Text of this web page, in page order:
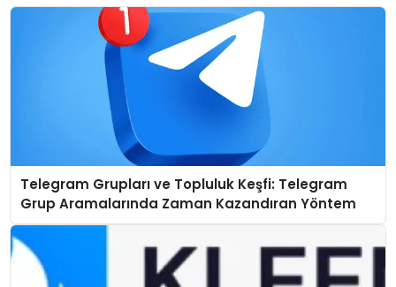
Telegram Grupları ve Topluluk Keşfi: Telegram
Grup Aramalarında Zaman Kazandıran Yöntem